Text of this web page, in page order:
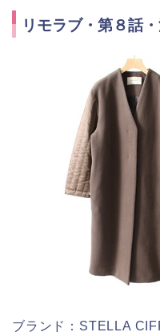
リモラブ・第８話
ブランド：STELLA